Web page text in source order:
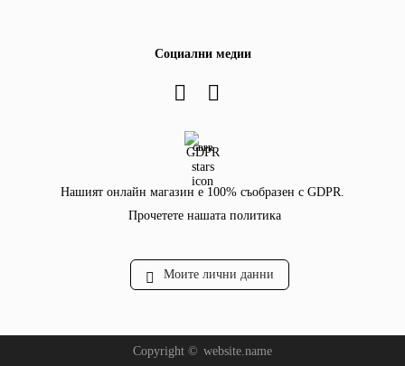
Социални медии
GDPR
Нашият онлайн магазин е 100% съобразен с GDPR.
Прочетете нашата политика
Моите лични данни
Copyright © website.name